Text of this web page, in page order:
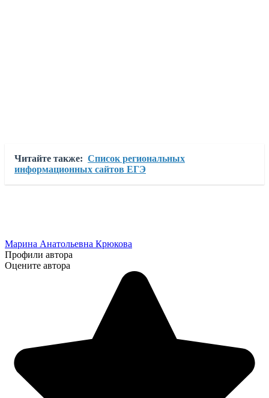
Читайте также: Список региональных
информационных сайтов ЕГЭ
Марина Анатольевна Крюкова
Профили автора
Оцените автора